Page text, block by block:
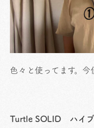
色々と使ってます。今
Turtle SOLID ハイブ